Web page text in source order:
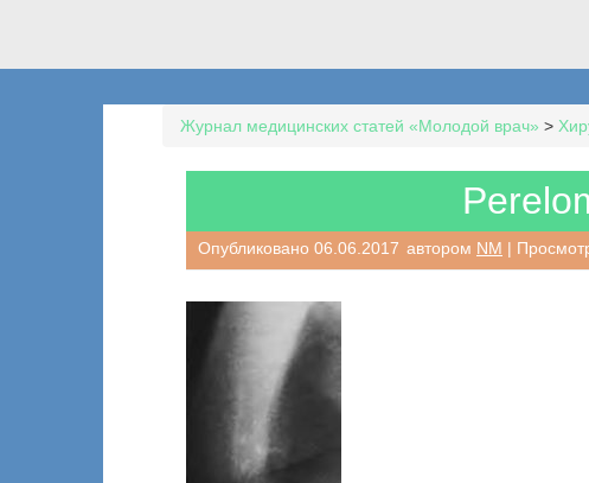
Журнал медицинских статей «Молодой врач» >
Опубликовано 06.06.2017 автором NM |